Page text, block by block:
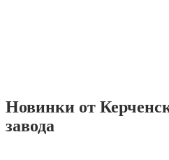
Новинки от
завода